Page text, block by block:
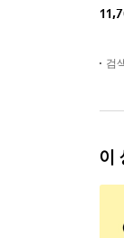
검
이